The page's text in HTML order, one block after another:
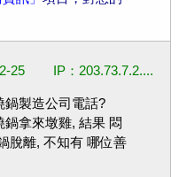
25 IP：203.73.7.2....
鍋製造公司電話?
拿來墩雞, 結果 悶
脫離, 不知有 哪位善